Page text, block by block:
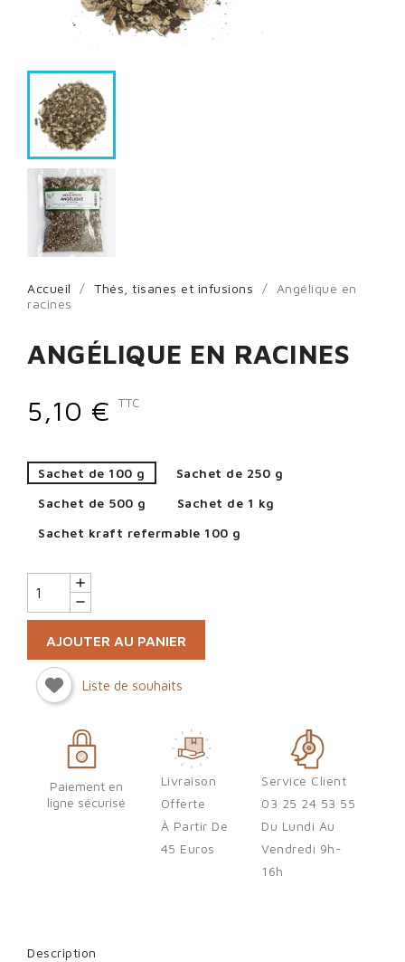
Accueil Thés, tisanes et infusions
Angélique en
racines
ANGÉLIQUE EN RACINES
5,10 €
TTC
Sachet de 100 g
Sachet de 250 g
Sachet de 500 g
Sachet de 1 kg
Sachet kraft refermable 100 g
AJOUTER AU PANIER
Liste de souhaits
Paiement en
ligne sécurisé
Livraison
Offerte
À Partir De
45 Euros
Service Client
03 25 24 53 55
Du Lundi Au
Vendredi 9h-
16h
Description
Sign in
You need to be logged in to save products in your wish list.